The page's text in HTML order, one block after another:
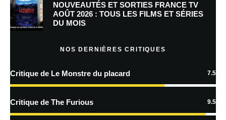
Prévenez-moi de tous les nouveaux commentaires par e-mail.
En savoir
traitées
NOUVEAUTÉS ET SORTIES FRANCE TV
AOÛT 2026 : TOUS LES FILMS ET SÉRIES
DU MOIS
NOS DERNIÈRES CRITIQUES
Critique de Le Monstre du placard 7.5
Critique de The Furious 9.5